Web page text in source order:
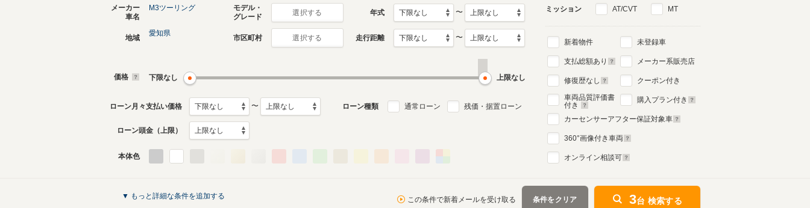
メーカー
車名
M3ツーリング
モデル・
グレード
選択する 年式 〜
地域
愛知県
市区町村 選択する 走行距離 〜
価格 下限なし 上限なし
ローン月々支払い価格 〜 ローン種類 通常ローン 残価・据置ローン
ローン頭金（上限）
本体色
ミッション AT/CVT MT
新着物件
支払総額あり
修復歴なし
車両品質評価書
付き
未登録車
メーカー系販売店
クーポン付き
購入プラン付き
カーセンサーアフター保証対象車
360°画像付き車両
オンライン相談可
▼ もっと詳細な条件を追加する この条件で新着メールを受け取る 条件をクリア 3台 検索する